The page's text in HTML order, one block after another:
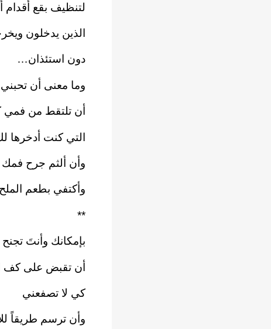
لتنظيف بقع أقدام
الذين يدخلون
دون استئذان…‏
وما معنى أن تحبني‏
أن تلتقط من فمي
التي كنت أدخرها
وأن ألثم جرح فمك‏
وأكتفي بطعم
**‏
بإمكانك وأنتَ
أن تقبض على كف
كي لا تصفعني‏
وأن ترسم طريقاً